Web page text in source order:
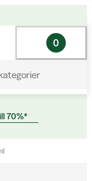
0
70%*